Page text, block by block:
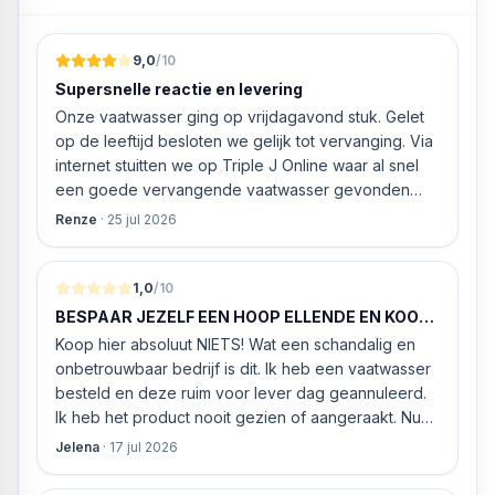
Grotere capaciteit
Meer was in één keer, meer tijd om te ontspannen
Houd de afmetingen van de wasmachine hetzelfde en
vergroot de capaciteit van de trommel om meer kleding
in één keer te kunnen wassen.
Smart Pairing™
Slimme samenwerking tussen wasmachine en
droger
Smart Pairing™ laat wasmachine en droger met elkaar
communiceren, zodat het droogprogramma automatisch
wordt afgestemd op de was.
Beheer uw wasgoed altijd en overal
Met de ThinQ™-app kunt u verbinding maken met uw
wasmachine en uw was starten met slechts één druk op
9,0/10
Supersnelle reactie en levering
Onze vaatwasser ging op vrijdagavond stuk. Gelet
op de leeftijd besloten we gelijk tot vervanging. Via
internet stuitten we op Triple J Online waar al snel
een goede vervangende vaatwasser gevonden
werd. ‘s Ochtends even gebeld met de
geïnstalleerd kan worden. Dit bleek het geval tegen
alleszins concurrente prijzen. De vriendelijke
medewerker gaf aan dat, als we gelijk via de
website gingen bestellen en betalen, hij z’n best
ging doen om ‘s middags nog te leveren. Het
bleken geen loze woorden: om 16.00 uur werd de
Neff vaatwasser geleverd en ver
Renze · 25 jul 2026
1,0/10
BESPAAR JEZELF EEN HOOP ELLENDE EN KOOP
HIER NIETS!
Koop hier absoluut NIETS! Wat een schandalig en
onbetrouwbaar bedrijf is dit. Ik heb een vaatwasser
besteld en deze ruim voor lever dag geannuleerd.
Ik heb het product nooit gezien of aangeraakt. Nu
weigeren ze gewoon om mijn geld volledig terug te
van MIJN geld inhouden!
Jelena · 17 jul 2026